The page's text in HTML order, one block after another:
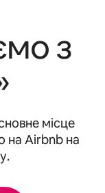
з
місце
на Airbnb на